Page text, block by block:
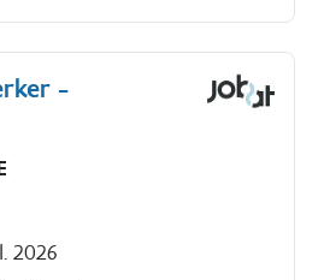
als medewerkers.
-
2026